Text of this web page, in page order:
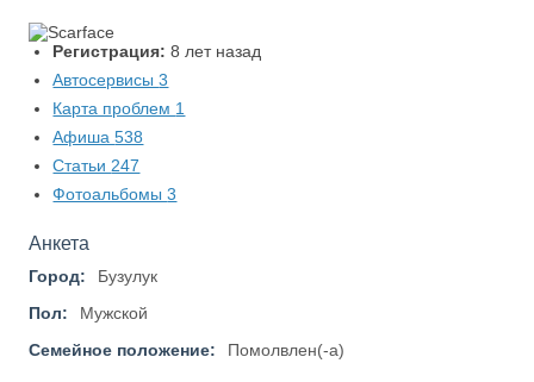
Регистрация: 8 лет назад
Автосервисы3
Карта проблем 1
Афиша538
Статьи 247
Фотоальбомы3
Анкета
Город:
Бузулук
Пол:
Мужской
Семейное положение:
Помолвлен(-а)